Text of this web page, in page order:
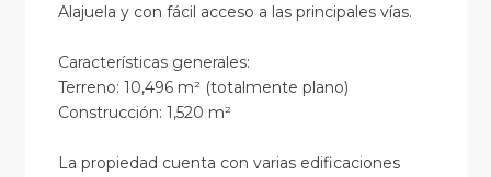
Alajuela y con fácil acceso a las principales vías.
Características generales:
Terreno: 10,496 m² (totalmente plano)
Construcción: 1,520 m²
La propiedad cuenta con varias edificaciones